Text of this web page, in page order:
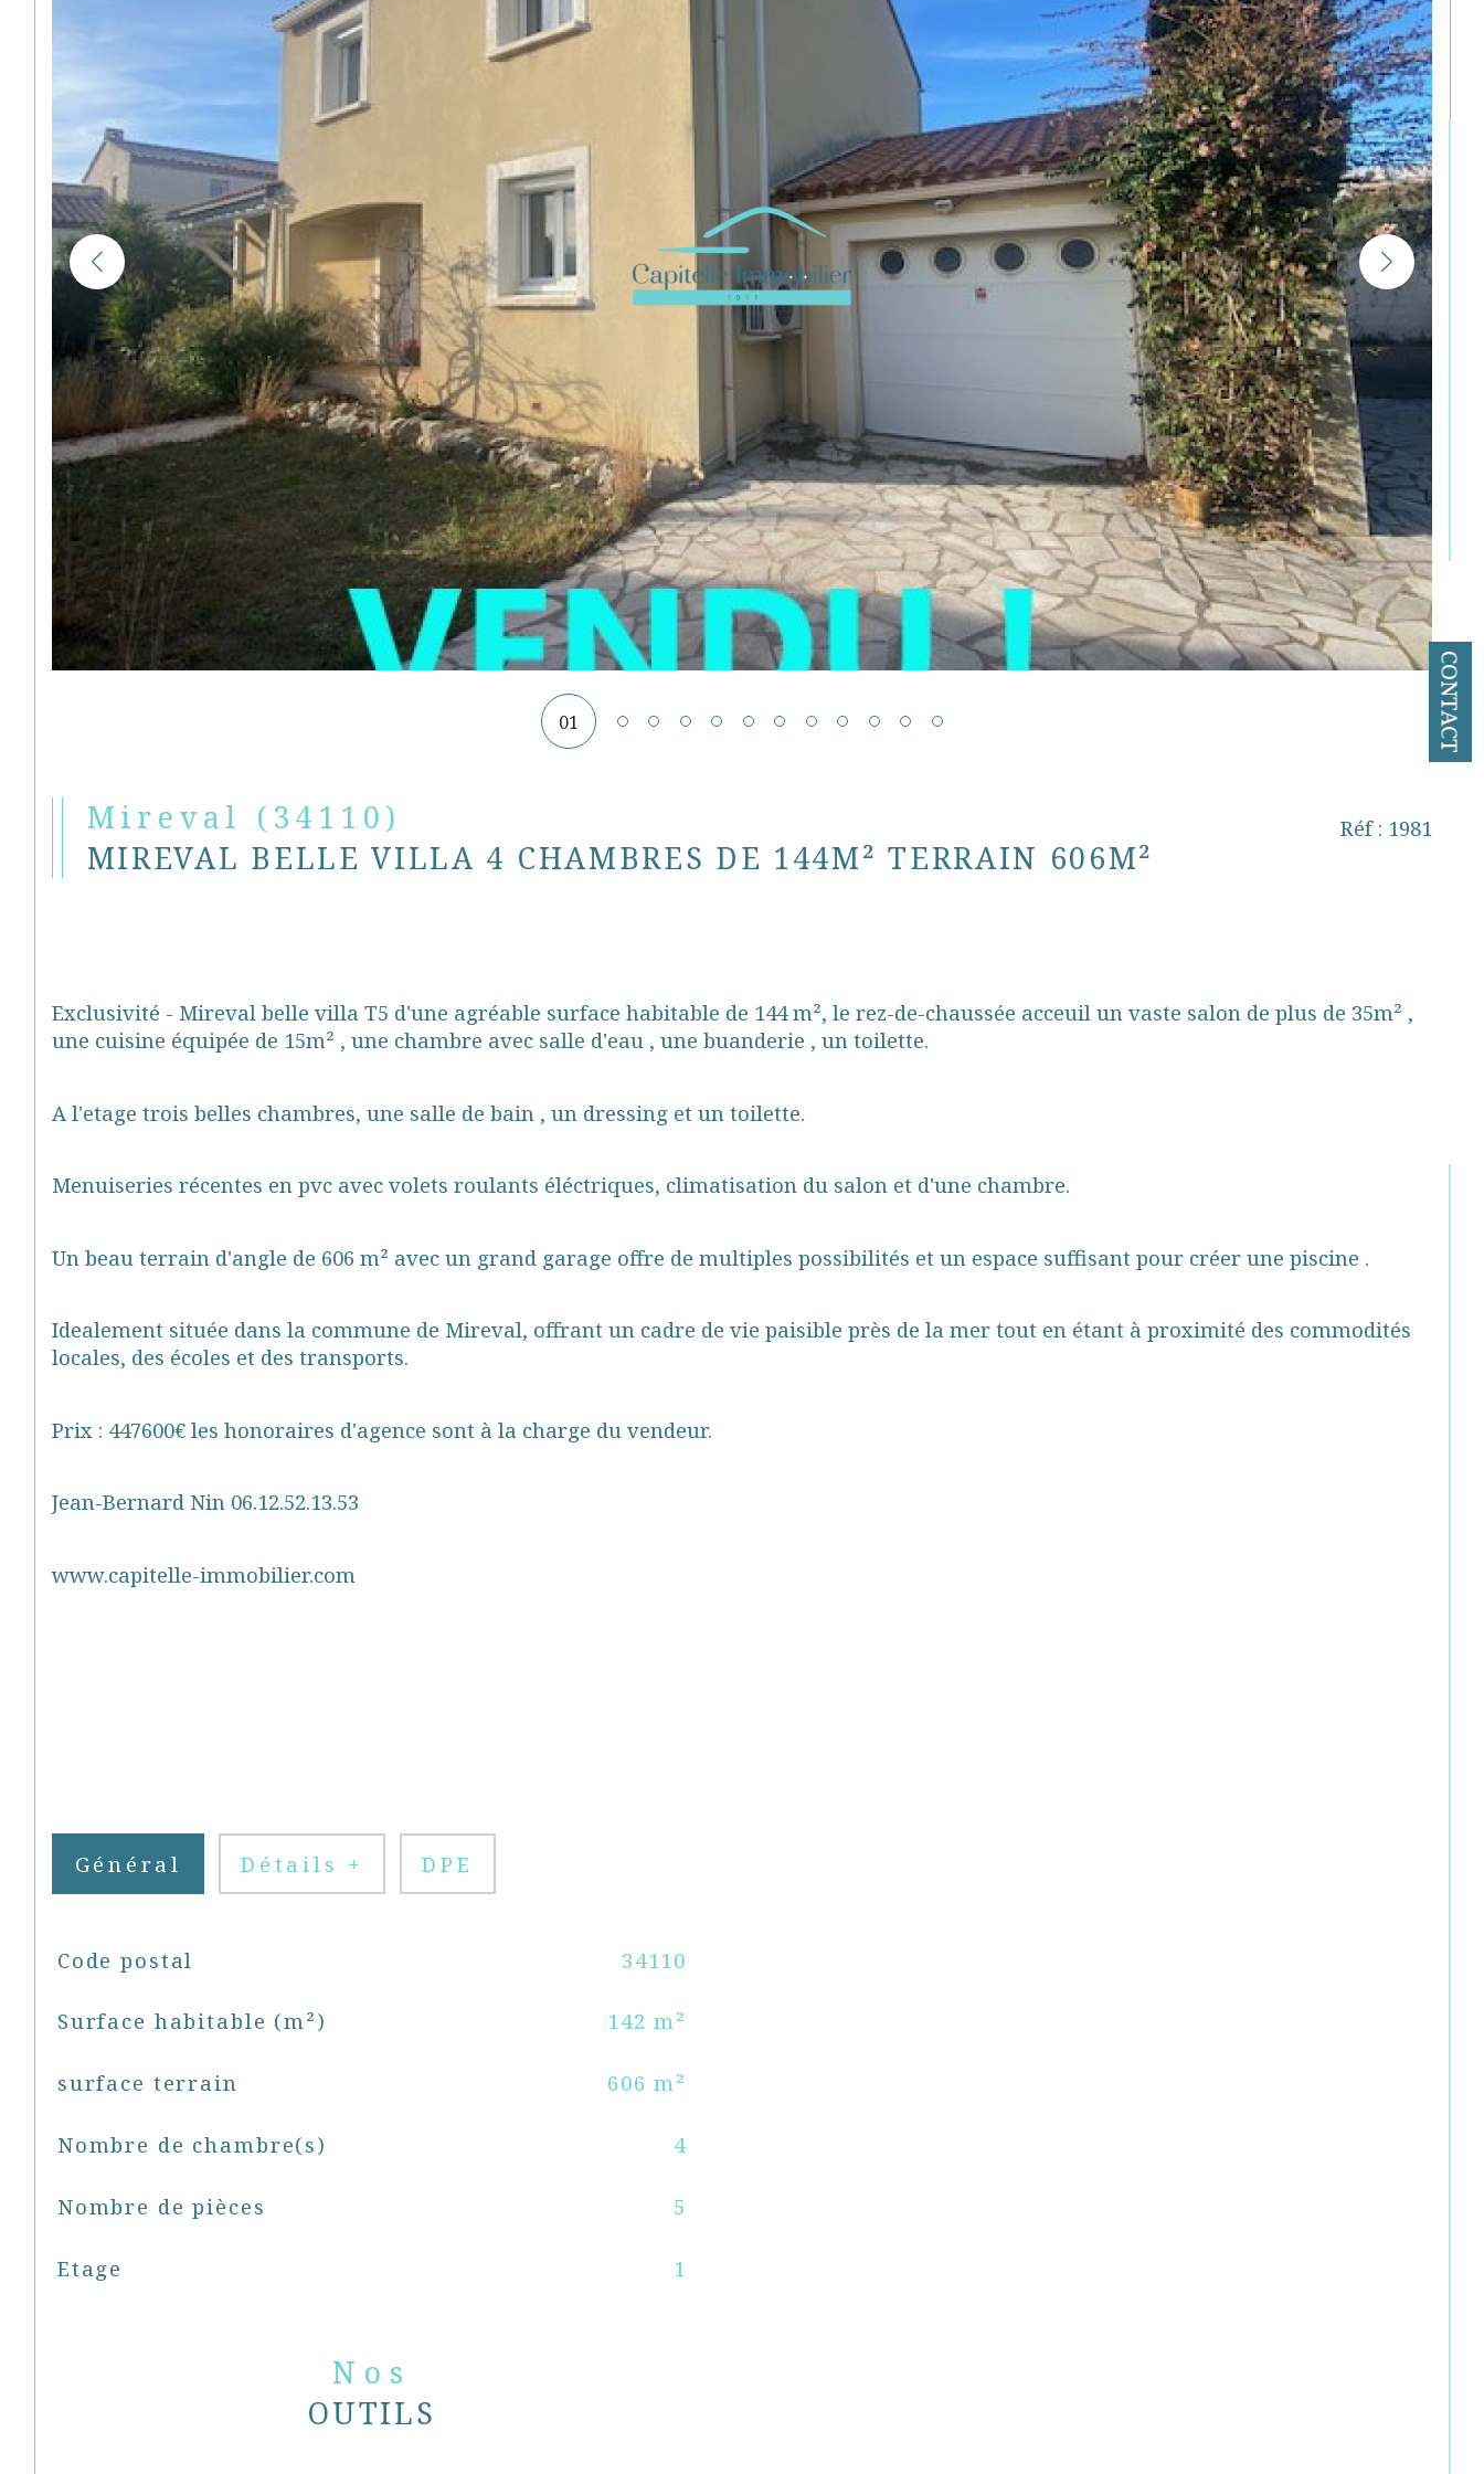
CONTACT
01
Mireval (34110)
MIREVAL BELLE VILLA 4 CHAMBRES DE 144M² TERRAIN 606M²
Réf : 1981
Exclusivité - Mireval belle villa T5 d'une agréable surface habitable de 144 m², le rez-de-chaussée acceuil un vaste salon de plus de 35m² ,
une cuisine équipée de 15m² , une chambre avec salle d'eau , une buanderie , un toilette.
A l'etage trois belles chambres, une salle de bain , un dressing et un toilette.
Menuiseries récentes en pvc avec volets roulants éléctriques, climatisation du salon et d'une chambre.
Un beau terrain d'angle de 606 m² avec un grand garage offre de multiples possibilités et un espace suffisant pour créer une piscine .
Idealement située dans la commune de Mireval, offrant un cadre de vie paisible près de la mer tout en étant à proximité des commodités
locales, des écoles et des transports.
Prix : 447600€ les honoraires d'agence sont à la charge du vendeur.
Jean-Bernard Nin 06.12.52.13.53
www.capitelle-immobilier.com
Général Détails + DPE
TRAD_SIROCCO_Caracteristique
Code postal 34110
Surface habitable (m²) 142 m²
surface terrain 606 m²
Nombre de chambre(s) 4
Nombre de pièces 5
Etage 1
Nos
OUTILS